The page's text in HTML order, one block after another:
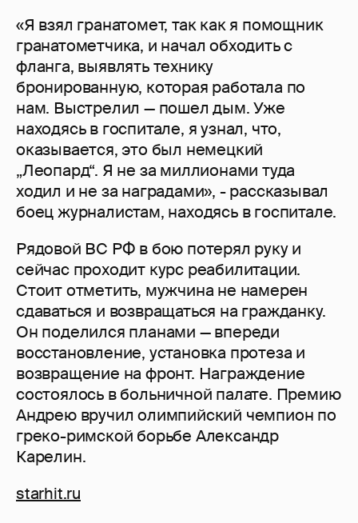
«Я взял гранатомет, так как я помощник
гранатометчика, и начал обходить с
фланга, выявлять технику
бронированную, которая работала по
нам. Выстрелил — пошел дым. Уже
находясь в госпитале, я узнал, что,
оказывается, это был немецкий
„Леопард“. Я не за миллионами туда
ходил и не за наградами», - рассказывал
боец журналистам, находясь в госпитале.
Рядовой ВС РФ в бою потерял руку и
сейчас проходит курс реабилитации.
Стоит отметить, мужчина не намерен
сдаваться и возвращаться на гражданку.
Он поделился планами — впереди
восстановление, установка протеза и
возвращение на фронт. Награждение
состоялось в больничной палате. Премию
Андрею вручил олимпийский чемпион по
греко-римской борьбе Александр
Карелин.
starhit.ru